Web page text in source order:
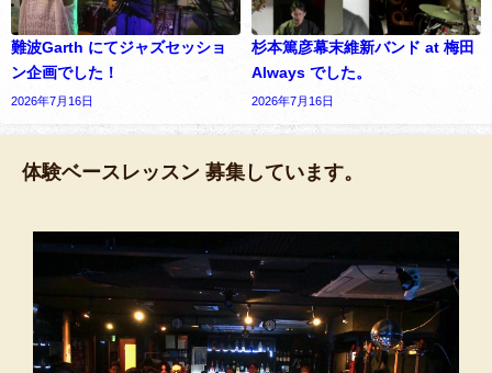
難波Garth にてジャズセッショ
ン企画でした！
2026年7月16日
杉本篤彦幕末維新バンド at 梅田
Always でした。
2026年7月16日
体験ベースレッスン 募集しています。